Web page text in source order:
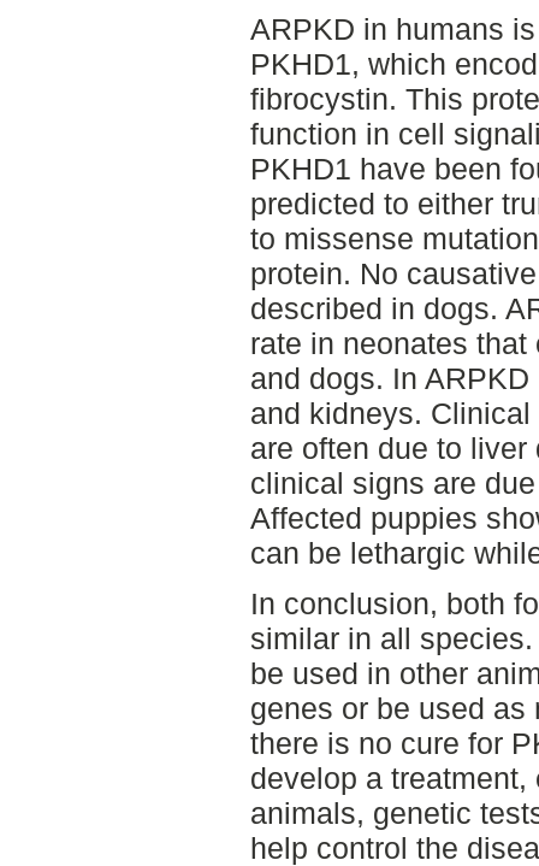
ARPKD in humans
PKHD1, which
fibrocystin. This
function in cell
PKHD1 have been
predicted to either
to missense
protein. No
described in dogs.
rate in neonates
and dogs. In
and kidneys.
are often due to
clinical signs are
Affected puppies
can be lethargic
In conclusion, both
similar in all
be used in other
genes or be used
there is no cure for
develop a
animals, genetic
help control the